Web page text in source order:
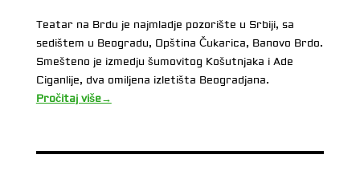
Teatar na Brdu je najmladje pozorište u Srbiji, sa
sedištem u Beogradu, Opština Čukarica, Banovo Brdo.
Smešteno je izmedju šumovitog Košutnjaka i Ade
Ciganlije, dva omiljena izletišta Beogradjana.
Pročitaj više→